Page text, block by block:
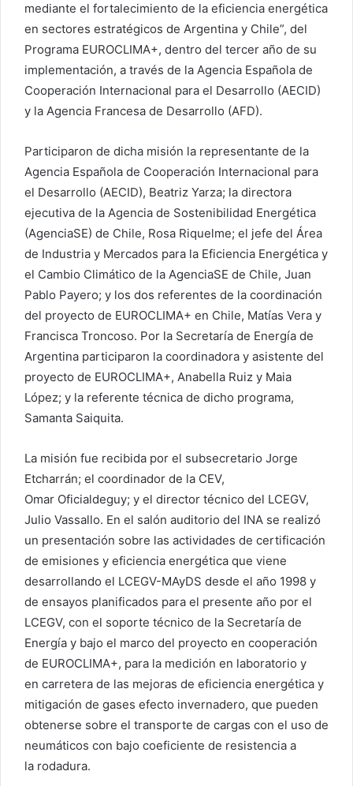
mediante el fortalecimiento de la eficiencia energética
en sectores estratégicos de Argentina y Chile”, del
Programa EUROCLIMA+, dentro del tercer año de su
implementación, a través de la Agencia Española de
Cooperación Internacional para el Desarrollo (AECID)
y la Agencia Francesa de Desarrollo (AFD).
Participaron de dicha misión la representante de la
Agencia Española de Cooperación Internacional para
el Desarrollo (AECID), Beatriz Yarza; la directora
ejecutiva de la Agencia de Sostenibilidad Energética
(AgenciaSE) de Chile, Rosa Riquelme; el jefe del Área
de Industria y Mercados para la Eficiencia Energética y
el Cambio Climático de la AgenciaSE de Chile, Juan
Pablo Payero; y los dos referentes de la coordinación
del proyecto de EUROCLIMA+ en Chile, Matías Vera y
Francisca Troncoso. Por la Secretaría de Energía de
Argentina participaron la coordinadora y asistente del
proyecto de EUROCLIMA+, Anabella Ruiz y Maia
López; y la referente técnica de dicho programa,
Samanta Saiquita.
La misión fue recibida por el subsecretario Jorge
Etcharrán; el coordinador de la CEV,
Omar Oficialdeguy; y el director técnico del LCEGV,
Julio Vassallo. En el salón auditorio del INA se realizó
un presentación sobre las actividades de certificación
de emisiones y eficiencia energética que viene
desarrollando el LCEGV-MAyDS desde el año 1998 y
de ensayos planificados para el presente año por el
LCEGV, con el soporte técnico de la Secretaría de
Energía y bajo el marco del proyecto en cooperación
de EUROCLIMA+, para la medición en laboratorio y
en carretera de las mejoras de eficiencia energética y
mitigación de gases efecto invernadero, que pueden
obtenerse sobre el transporte de cargas con el uso de
neumáticos con bajo coeficiente de resistencia a
la rodadura.